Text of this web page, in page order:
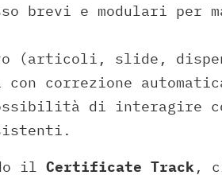
brevi e modulari per
(articoli, slide,
correzione
di interagire
il Certificate Track,